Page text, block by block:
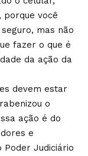
porque você
mas não
fazer o que é
da ação da
devem estar
o
ação é do
e
Poder Judiciário